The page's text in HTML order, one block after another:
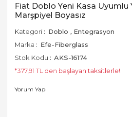
Fiat Doblo Yeni Kasa Uyumlu
Marşpiyel Boyasız
Kategori Doblo , Entegrasyon
Marka
Efe-Fiberglass
Stok Kodu
AKS-16174
*377,91 TL den başlayan taksitlerle!
Yorum Yap